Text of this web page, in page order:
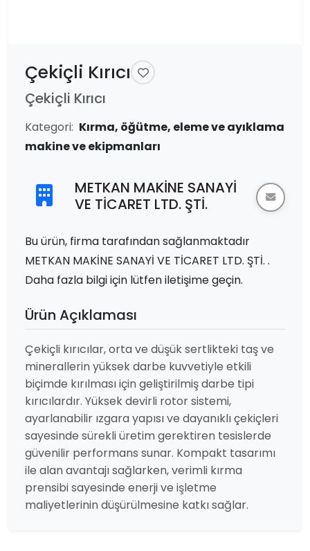
Çekiçli Kırıcı
Çekiçli Kırıcı
Kategori: Kırma, öğütme, eleme ve ayıklama
makine ve ekipmanları
METKAN MAKİNE SANAYİ
VE TİCARET LTD. ŞTİ.
Bu ürün, firma tarafından sağlanmaktadır
METKAN MAKİNE SANAYİ VE TİCARET LTD. ŞTİ. .
Daha fazla bilgi için lütfen iletişime geçin.
Ürün Açıklaması
Çekiçli kırıcılar, orta ve düşük sertlikteki taş ve
minerallerin yüksek darbe kuvvetiyle etkili
biçimde kırılması için geliştirilmiş darbe tipi
kırıcılardır. Yüksek devirli rotor sistemi,
ayarlanabilir ızgara yapısı ve dayanıklı çekiçleri
sayesinde sürekli üretim gerektiren tesislerde
güvenilir performans sunar. Kompakt tasarımı
ile alan avantajı sağlarken, verimli kırma
prensibi sayesinde enerji ve işletme
maliyetlerinin düşürülmesine katkı sağlar.